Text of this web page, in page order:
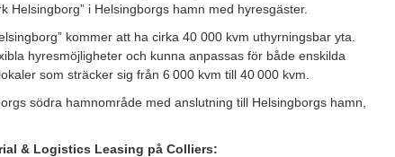
Helsingborg” i Helsingborgs hamn med hyresgäster.
kommer att ha cirka 40 000 kvm uthyrningsbar yta.
hyresmöjligheter och kunna anpassas för både enskilda
som sträcker sig från 6 000 kvm till 40 000 kvm.
södra hamnområde med anslutning till Helsingborgs hamn,
& Logistics Leasing på Colliers: